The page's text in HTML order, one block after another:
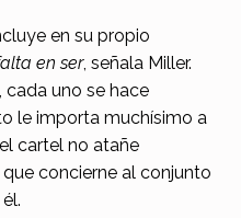
en su propio
en ser, señala Miller.
cada uno se hace
le importa muchísimo a
cartel no atañe
concierne al conjunto